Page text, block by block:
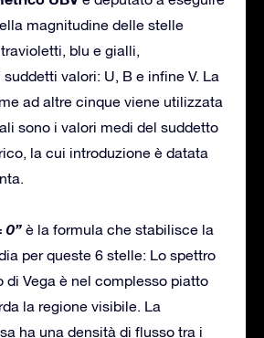
magnitudine delle stelle
blu e gialli,
valori: U, B e infine V. La
ad altre cinque viene utilizzata
sono i valori medi del suddetto
la cui introduzione è datata
0” è la formula che stabilisce la
per queste 6 stelle: Lo spettro
di Vega è nel complesso piatto
la regione visibile. La
ha una densità di flusso tra i